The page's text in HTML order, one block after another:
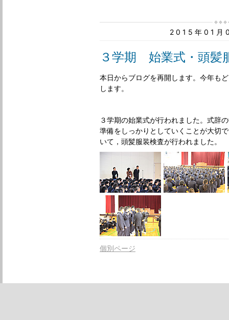
2015年01月
３学期 始業式・頭髪
本日からブログを再開します。今年も
します。
３学期の始業式が行われました。式辞
準備をしっかりとしていくことが大切
いて，頭髪服装検査が行われました。
個別ページ